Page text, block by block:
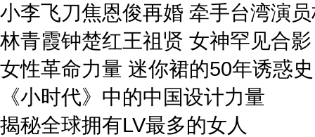
小李飞刀焦恩俊再婚 牵手台湾演
林青霞钟楚红王祖贤 女神罕见合影
女性革命力量 迷你裙的50年诱惑史
《小时代》中的中国设计力量
揭秘全球拥有LV最多的女人